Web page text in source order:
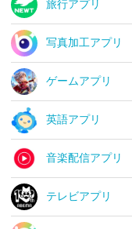
旅行アプリ
写真加工アプリ
ゲームアプリ
英語アプリ
音楽配信アプリ
テレビアプリ